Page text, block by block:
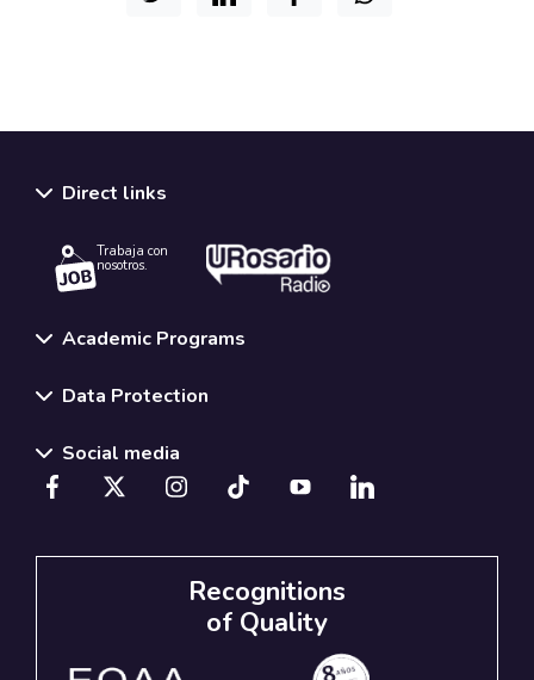
Direct links
Trabaja con
nosotros.
Academic Programs
Data Protection
Social media
Recognitions
of Quality